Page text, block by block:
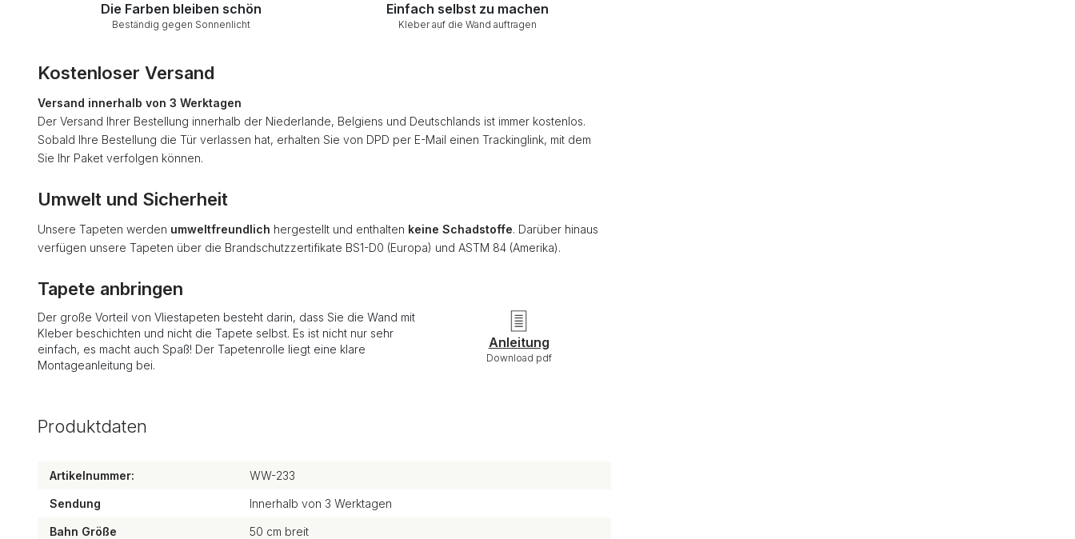
Die Farben bleiben schön
Beständig gegen Sonnenlicht
Einfach selbst zu machen
Kleber auf die Wand auftragen
Kostenloser Versand
Versand innerhalb von 3 Werktagen
Der Versand Ihrer Bestellung innerhalb der Niederlande, Belgiens und Deutschlands ist immer kostenlos.
Sobald Ihre Bestellung die Tür verlassen hat, erhalten Sie von DPD per E-Mail einen Trackinglink, mit dem
Sie Ihr Paket verfolgen können.
Umwelt und Sicherheit
Unsere Tapeten werden umweltfreundlich hergestellt und enthalten keine Schadstoffe. Darüber hinaus
verfügen unsere Tapeten über die Brandschutzzertifikate BS1-D0 (Europa) und ASTM 84 (Amerika).
Tapete anbringen
Der große Vorteil von Vliestapeten besteht darin, dass Sie die Wand mit
Kleber beschichten und nicht die Tapete selbst. Es ist nicht nur sehr
einfach, es macht auch Spaß! Der Tapetenrolle liegt eine klare
Montageanleitung bei.
Anleitung
Download pdf
Produktdaten
Artikelnummer: WW-233
Sendung Innerhalb von 3 Werktagen
Bahn Größe 50 cm breit